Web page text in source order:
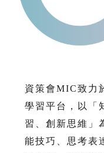
資策會MIC致力
學習平台，以「
習、創新思維」
能技巧、思考表